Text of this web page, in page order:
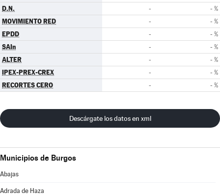
D.N. - - %
MOVIMIENTO RED - - %
EPDD - - %
SAIn - - %
ALTER - - %
IPEX-PREX-CREX - - %
RECORTES CERO - - %
Descárgate los datos en xml
Municipios de Burgos
Abajas
Adrada de Haza